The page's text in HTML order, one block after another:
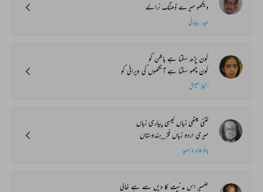
دیکھو میرے ڈھنگ نرالے
حیدر بیابانی
کون پڑھ سکتا ہے باطن کو
کون چھو سکتا ہے آنکھوں کی ویرانی کو
انجلا ہمیش
کتنی میٹھی زباں کیسی پیاری زباں
میری اردو زباں فخر_ہندوستاں
بانو طاہرہ سعید
ضمير اس مدنيت کا ديں سے ہے خالي